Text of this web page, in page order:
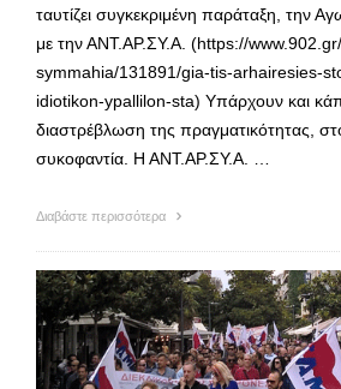
ταυτίζει συγκεκριμένη παράταξη, την
με την ΑΝΤ.ΑΡ.ΣΥ.Α. (https://
symmahia/131891/gia-tis-arhairesies-
idiotikon-ypallilon-sta) Υπάρχουν και
διαστρέβλωση της πραγματικότητας,
συκοφαντία. Η ΑΝΤ.ΑΡ.ΣΥ.Α. …
Διαβάστε περισσότερα